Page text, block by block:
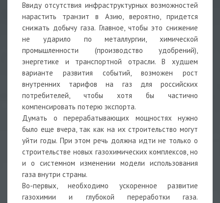
Ввиду отсутствия инфраструктурных возможностей
нарастить транзит в Азию, вероятно, придется
снижать добычу газа. Главное, чтобы это снижение
не ударило по металлургии, химической
промышленности (производство удобрений),
энергетике и транспортной отрасли. В худшем
варианте развития событий, возможен рост
внутренних тарифов на газ для российских
потребителей, чтобы хотя бы частично
компенсировать потерю экспорта.
Думать о перерабатывающих мощностях нужно
было еще вчера, так как на их строительство могут
уйти годы. При этом речь должна идти не только о
строительстве новых газохимических комплексов, но
и о системном изменении модели использования
газа внутри страны.
Во-первых, необходимо ускоренное развитие
газохимии и глубокой переработки газа.